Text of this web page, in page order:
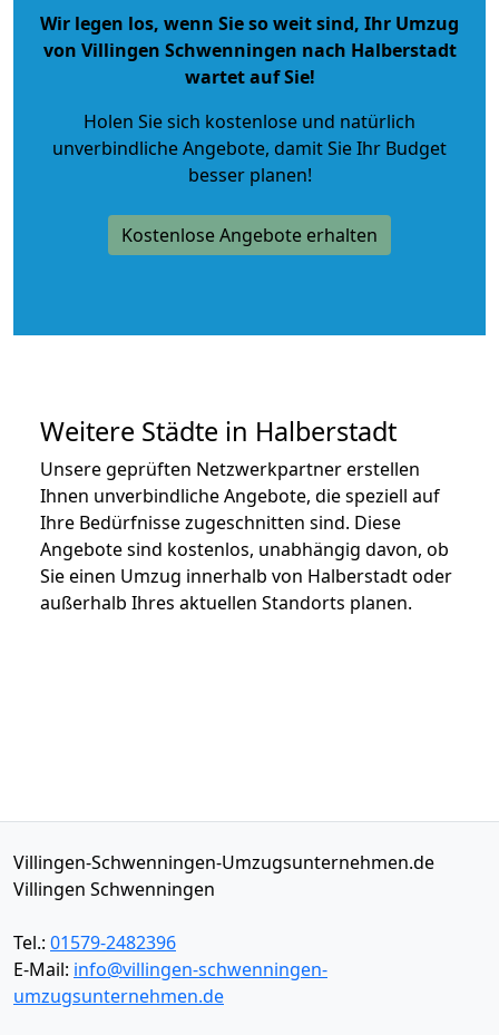
Wir legen los, wenn Sie so weit sind, Ihr Umzug
von Villingen Schwenningen nach Halberstadt
wartet auf Sie!
Holen Sie sich kostenlose und natürlich
unverbindliche Angebote, damit Sie Ihr Budget
besser planen!
Kostenlose Angebote erhalten
Weitere Städte in Halberstadt
Unsere geprüften Netzwerkpartner erstellen
Ihnen unverbindliche Angebote, die speziell auf
Ihre Bedürfnisse zugeschnitten sind. Diese
Angebote sind kostenlos, unabhängig davon, ob
Sie einen Umzug innerhalb von Halberstadt oder
außerhalb Ihres aktuellen Standorts planen.
Villingen-Schwenningen-Umzugsunternehmen.de
Villingen Schwenningen
Tel.: 01579-2482396
E-Mail: info@villingen-schwenningen-
umzugsunternehmen.de